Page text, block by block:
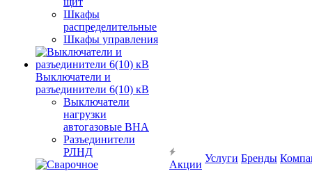
Шкафы
распределительные
Шкафы управления
Выключатели и
разъединители 6(10) кВ
Выключатели
нагрузки
автогазовые ВНА
Разъединители
РЛНД
Акции
Услуги Бренды